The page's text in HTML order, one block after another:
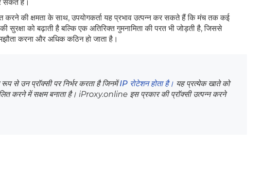
सकते हैं।
की क्षमता के साथ, उपयोगकर्ता यह प्रभाव उत्पन्न कर सकते हैं कि मंच तक कई
सुरक्षा को बढ़ाती है बल्कि एक अतिरिक्त गुमनामिता की परत भी जोड़ती है, जिससे
करना और अधिक कठिन हो जाता है।
से उन प्रॉक्सी पर निर्भर करता है जिनमें IP रोटेशन होता है। यह प्रत्येक खाते को
करने में सक्षम बनाता है। iProxy.online इस प्रकार की प्रॉक्सी उत्पन्न करने